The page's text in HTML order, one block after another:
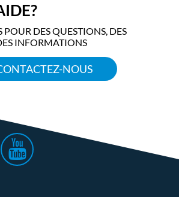
Boat
- 340 2455815
DES QUESTIONS, DES
INFORMATIONS
NOUS